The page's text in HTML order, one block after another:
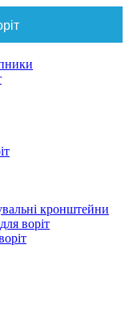
кронштейни
воріт